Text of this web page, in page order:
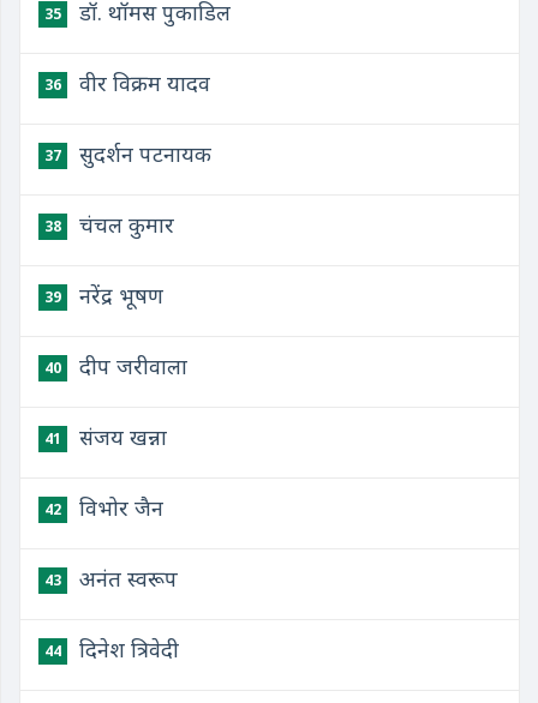
35 डॉ. थॉमस पुकाडिल
36 वीर विक्रम यादव
37 सुदर्शन पटनायक
38 चंचल कुमार
39 नरेंद्र भूषण
40 दीप जरीवाला
41 संजय खन्ना
42 विभोर जैन
43 अनंत स्वरूप
44 दिनेश त्रिवेदी